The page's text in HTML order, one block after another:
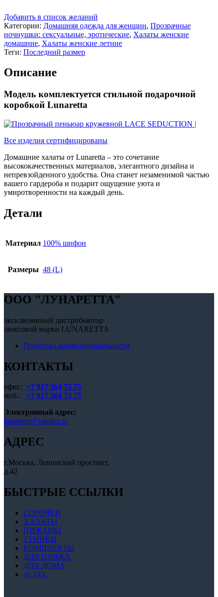
Добавить в список желаний
Категории: Домашняя одежда для женщин, Прозрачные
ночнушки: сексуальные, эротические, Халаты женские
домашние, Халаты женские летние
Теги: Последний размер
Описание
Модель комплектуется стильной подарочной
коробкой Lunaretta
Все изделия сертифицированы
Домашние халаты от Lunaretta – это сочетание
высококачественных материалов, элегантного дизайна и
непревзойденного удобства. Она станет незаменимой частью
вашего гардероба и подарит ощущение уюта и
умиротворенности на каждый день.
Детали
Материал 100% шифон
Размеры 48 (L)
OOO "ЛУНАРЕТТА"
эксклюзивный дистрибьютор
люксовой марки LUNARETTA
Политика конфиденциальности
КОНТАКТЫ
офис: +7 917 564 75 75
моб.: +7 917 564 75 75
Электронный адрес:
lunaretta@yandex.ru
АДРЕС
г.Москва, Ленинский проспект,
д.42
БЫСТРЫЕ ССЫЛКИ
СОРОЧКИ
ХАЛАТЫ
ПИЖАМЫ
ТУНИКИ
КОМПЛЕКТЫ
ДЛЯ ПЛЯЖА
ДЛЯ ДОМА
от 3XL